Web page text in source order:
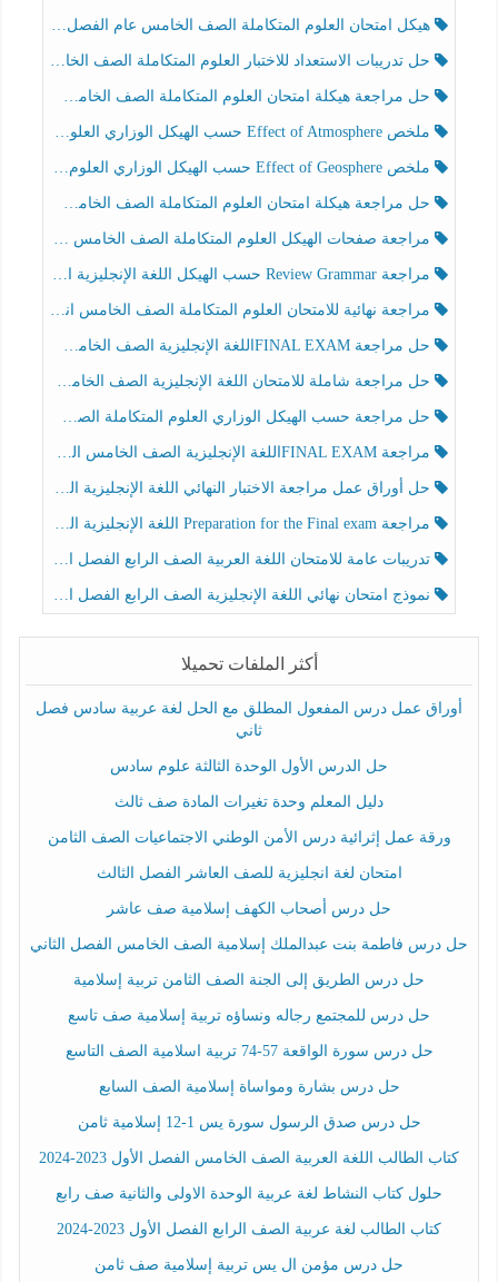
هيكل امتحان العلوم المتكاملة الصف الخامس عام الفصل الدراسي الثالث 2025-2026
حل تدريبات الاستعداد للاختبار العلوم المتكاملة الصف الخامس عام الفصل الثالث
حل مراجعة هيكلة امتحان العلوم المتكاملة الصف الخامس انسبير الفصل الثالث
ملخص Effect of Atmosphere حسب الهيكل الوزاري العلوم المتكاملة الصف الخامس انسبير الفصل الثالث
ملخص Effect of Geosphere حسب الهيكل الوزاري العلوم المتكاملة الصف الخامس انسبير الفصل الثالث
حل مراجعة هيكلة امتحان العلوم المتكاملة الصف الخامس عام الفصل الثالث
مراجعة صفحات الهيكل العلوم المتكاملة الصف الخامس انسبير الفصل الثالث
مراجعة Review Grammar حسب الهيكل اللغة الإنجليزية الصف الخامس الفصل الثالث
مراجعة نهائية للامتحان العلوم المتكاملة الصف الخامس انسبير الفصل الثالث
حل مراجعة FINAL EXAMاللغة الإنجليزية الصف الخامس الفصل الثالث
حل مراجعة شاملة للامتحان اللغة الإنجليزية الصف الخامس الفصل الثالث
حل مراجعة حسب الهيكل الوزاري العلوم المتكاملة الصف الخامس عام الفصل الثالث
مراجعة FINAL EXAMاللغة الإنجليزية الصف الخامس الفصل الثالث
حل أوراق عمل مراجعة الاختبار النهائي اللغة الإنجليزية الصف الرابع الفصل الثالث
مراجعة Preparation for the Final exam اللغة الإنجليزية الصف الرابع الفصل الثالث
تدريبات عامة للامتحان اللغة العربية الصف الرابع الفصل الثالث
نموذج امتحان نهائي اللغة الإنجليزية الصف الرابع الفصل الثالث
أكثر الملفات تحميلا
أوراق عمل درس المفعول المطلق مع الحل لغة عربية سادس فصل
ثاني
حل الدرس الأول الوحدة الثالثة علوم سادس
دليل المعلم وحدة تغيرات المادة صف ثالث
ورقة عمل إثرائية درس الأمن الوطني الاجتماعيات الصف الثامن
امتحان لغة انجليزية للصف العاشر الفصل الثالث
حل درس أصحاب الكهف إسلامية صف عاشر
حل درس فاطمة بنت عبدالملك إسلامية الصف الخامس الفصل الثاني
حل درس الطريق إلى الجنة الصف الثامن تربية إسلامية
حل درس للمجتمع رجاله ونساؤه تربية إسلامية صف تاسع
حل درس سورة الواقعة 57-74 تربية اسلامية الصف التاسع
حل درس بشارة ومواساة إسلامية الصف السابع
حل درس صدق الرسول سورة يس 1-12 إسلامية ثامن
كتاب الطالب اللغة العربية الصف الخامس الفصل الأول 2023-2024
حلول كتاب النشاط لغة عربية الوحدة الاولى والثانية صف رابع
كتاب الطالب لغة عربية الصف الرابع الفصل الأول 2023-2024
حل درس مؤمن ال يس تربية إسلامية صف ثامن